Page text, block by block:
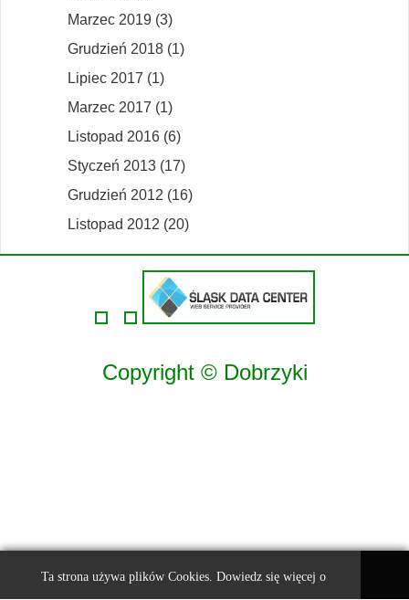
Marzec 2019 (3)
Grudzień 2018 (1)
Lipiec 2017 (1)
Marzec 2017 (1)
Listopad 2016 (6)
Styczeń 2013 (17)
Grudzień 2012 (16)
Listopad 2012 (20)
Copyright © Dobrzyki
Ta strona używa plików Cookies. Dowiedz się więcej o